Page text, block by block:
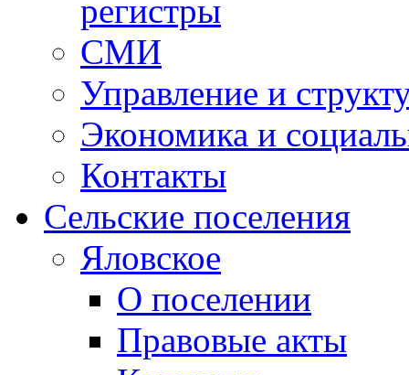
регистры
СМИ
Управление и
Экономика и
Контакты
Сельские поселения
Яловское
О поселении
Правовые акты